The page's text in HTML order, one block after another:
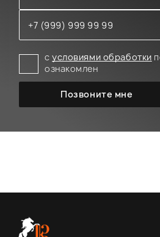
сусловиями обработки
ознакомлен